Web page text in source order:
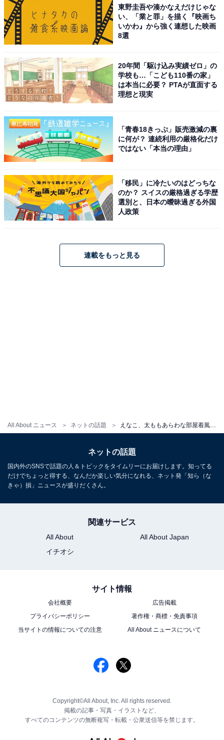
All About ニュース ネットの話題
東野圭吾や湊かなえだけじゃな
い、「業と罪」を描く『映画ち
いかわ』から強く連想した映画
8選
20年間「駆け込み実績ゼロ」の
学校も…「こども110番の家」
は本当に必要？ PTAが直面する
理想と現実
「青春18きっぷ」販売激減の裏
に何が？ 連続利用の厳格化だけ
ではない「本当の理由」
「移民」に冷たいのはどっちな
のか？ スイスの厳格過ぎる学歴
選別と、日本の曖昧過ぎる外国
人政策
連載をもっと見る
ネットの話題
国内外のSNSで話題の人＆トピックをタイムリーにお届けします。知ってる
だけでちょっと得する、なんだか楽しい気分になれる、ネット発「知ら（な
きゃ）損」ニュースが盛りだくさん。
関連サービス
All About
All About Japan
イチオシ
サイト情報
会社概要
広告掲載
プライバシーポリシー
著作権・商標・免責事項
当サイトの情報についての注意
All About ニュースについて
Copyright©All About, Inc. All rights reserved.
掲載の記事・写真・イラストなど、
すべてのコンテンツの無断複写・転載・公衆送信等を禁じます。